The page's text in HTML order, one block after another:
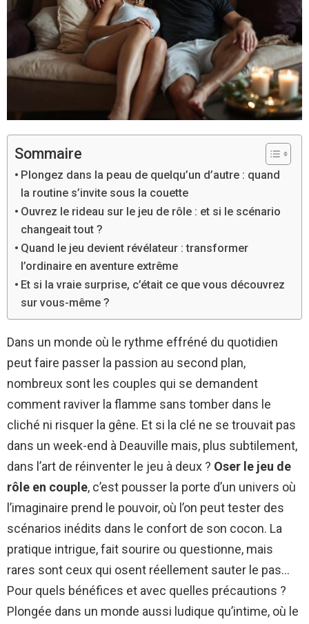
Sommaire
Plongez dans la peau de quelqu’un d’autre : quand
la routine s’invite sous la couette
Ouvrez le rideau sur le jeu de rôle : et si le scénario
changeait tout ?
Quand le jeu devient révélateur : transformer
l’ordinaire en aventure extrême
Et si la vraie surprise, c’était ce que vous découvrez
sur vous-même ?
Dans un monde où le rythme effréné du quotidien
peut faire passer la passion au second plan,
nombreux sont les couples qui se demandent
comment raviver la flamme sans tomber dans le
cliché ni risquer la gêne. Et si la clé ne se trouvait pas
dans un week-end à Deauville mais, plus subtilement,
dans l’art de réinventer le jeu à deux ? Oser le jeu de
rôle en couple, c’est pousser la porte d’un univers où
l’imaginaire prend le pouvoir, où l’on peut tester des
scénarios inédits dans le confort de son cocon. La
pratique intrigue, fait sourire ou questionne, mais
rares sont ceux qui osent réellement sauter le pas…
Pour quels bénéfices et avec quelles précautions ?
Plongée dans un monde aussi ludique qu’intime, où le